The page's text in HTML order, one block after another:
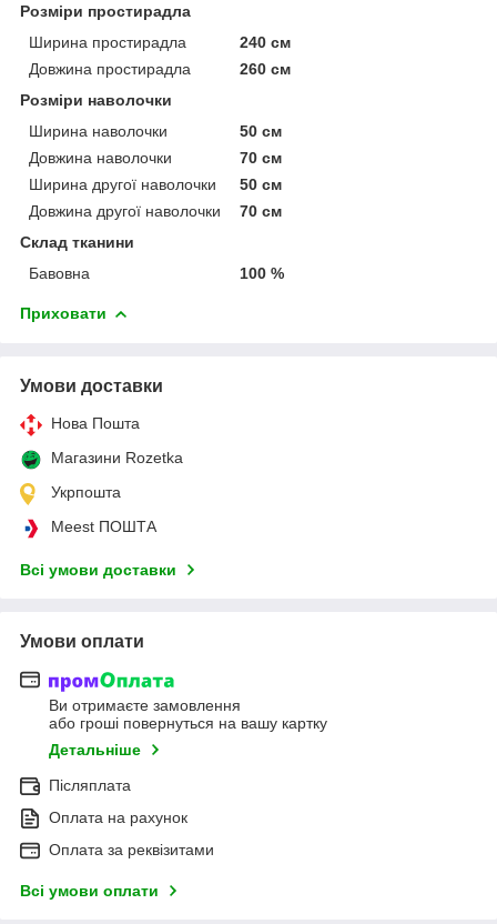
Розміри простирадла
Ширина простирадла
240 см
Довжина простирадла
260 см
Розміри наволочки
Ширина наволочки
50 см
Довжина наволочки
70 см
Ширина другої наволочки
50 см
Довжина другої наволочки
70 см
Склад тканини
Бавовна
100 %
Приховати
Умови доставки
Нова Пошта
Магазини Rozetka
Укрпошта
Meest ПОШТА
Всі умови доставки
Умови оплати
Ви отримаєте замовлення
або гроші повернуться на вашу картку
Детальніше
Післяплата
Оплата на рахунок
Оплата за реквізитами
Всі умови оплати